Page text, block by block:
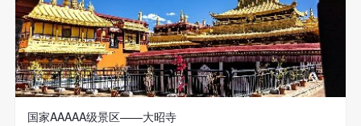
国家AAAAA级景区——大昭寺